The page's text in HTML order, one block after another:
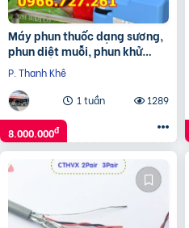
Máy phun thuốc dạng sương,
phun diệt muỗi, phun khử
trùng ULV Germi 7L
P. Thanh Khê
1 tuần
1289
8.000.000đ